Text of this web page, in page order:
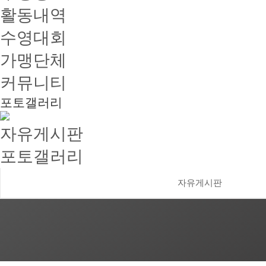
활동내역
수영대회
가맹단체
커뮤니티
포토갤러리
자유게시판
포토갤러리
자유게시판